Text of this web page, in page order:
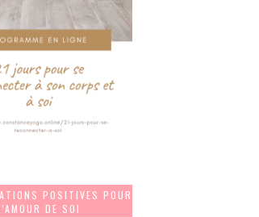
POSITIVES POUR
DE SOI